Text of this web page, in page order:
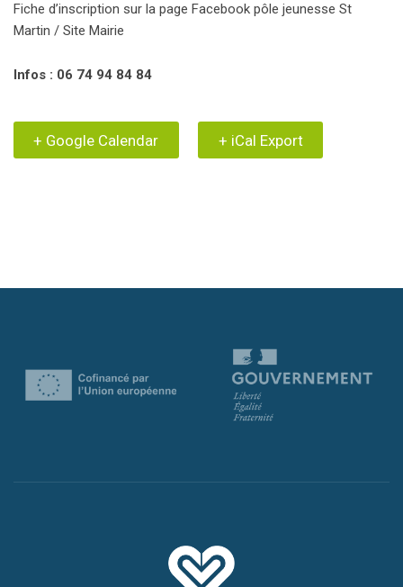
Fiche d’inscription sur la page Facebook pôle jeunesse St
Martin / Site Mairie
Infos : 06 74 94 84 84
+ Google Calendar + iCal Export